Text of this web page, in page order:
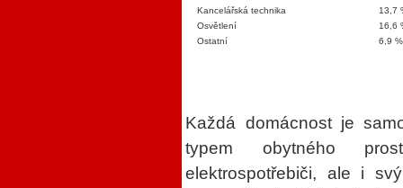
Kancelářská technika
13,7
Osvětlení
16,6
Ostatní
6,9 %
Každá domácnost je
typem obytného
elektrospotřebiči, ale i